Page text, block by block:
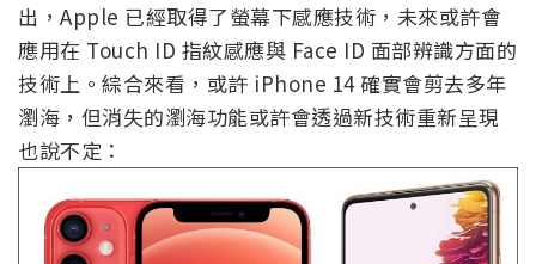
出，Apple 已經取得了螢幕下感應技術，未來或許會
應用在 Touch ID 指紋感應與 Face ID 面部辨識方面的
技術上。綜合來看，或許 iPhone 14 確實會剪去多年
瀏海，但消失的瀏海功能或許會透過新技術重新呈現
也說不定：